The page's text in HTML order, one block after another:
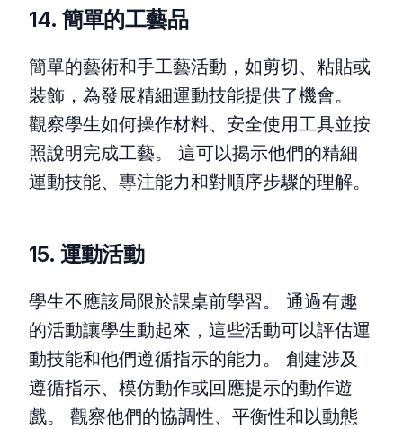
14. 簡單的工藝品
簡單的藝術和手工藝活動，如剪切、粘貼或
裝飾，為發展精細運動技能提供了機會。
觀察學生如何操作材料、安全使用工具並按
照說明完成工藝。 這可以揭示他們的精細
運動技能、專注能力和對順序步驟的理解。
15. 運動活動
學生不應該局限於課桌前學習。 通過有趣
的活動讓學生動起來，這些活動可以評估運
動技能和他們遵循指示的能力。 創建涉及
遵循指示、模仿動作或回應提示的動作遊
戲。 觀察他們的協調性、平衡性和以動態